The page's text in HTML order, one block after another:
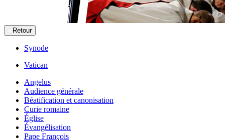
Retour
Synode
Vatican
Angelus
Audience générale
Béatification et canonisation
Curie romaine
Église
Évangélisation
Pape François